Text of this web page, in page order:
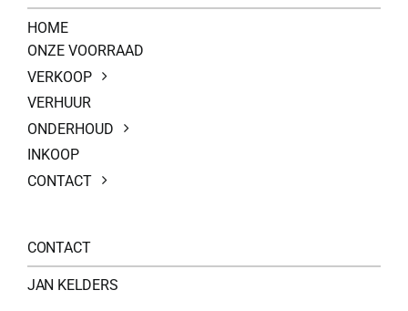
HOME
ONZE VOORRAAD
VERKOOP
VERHUUR
ONDERHOUD
INKOOP
CONTACT
CONTACT
JAN KELDERS